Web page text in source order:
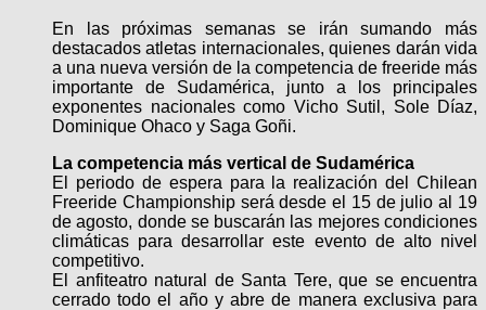
En las próximas semanas se irán sumando más
destacados atletas internacionales, quienes darán vida
a una nueva versión de la competencia de freeride más
importante de Sudamérica, junto a los principales
exponentes nacionales como Vicho Sutil, Sole Díaz,
Dominique Ohaco y Saga Goñi.
La competencia más vertical de Sudamérica
El periodo de espera para la realización del Chilean
Freeride Championship será desde el 15 de julio al 19
de agosto, donde se buscarán las mejores condiciones
climáticas para desarrollar este evento de alto nivel
competitivo.
El anfiteatro natural de Santa Tere, que se encuentra
cerrado todo el año y abre de manera exclusiva para